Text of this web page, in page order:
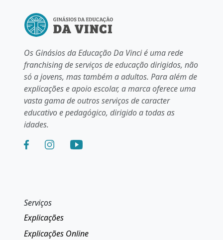
Os Ginásios da Educação Da Vinci é uma rede
franchising de serviços de educação dirigidos, não
só a jovens, mas também a adultos. Para além de
explicações e apoio escolar, a marca oferece uma
vasta gama de outros serviços de caracter
educativo e pedagógico, dirigido a todas as
idades.
Serviços
Explicações
Explicações Online